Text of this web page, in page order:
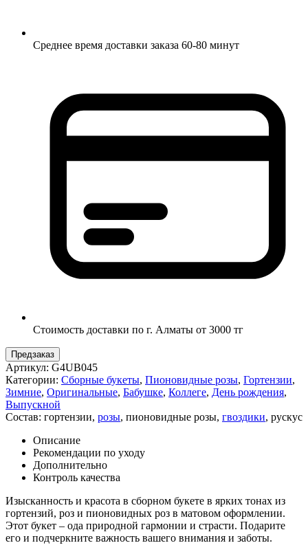
Среднее время доставки заказа 60-80 минут
Стоимость доставки по г. Алматы от 3000 тг
Предзаказ
Артикул: G4UB045
Категории: Сборные букеты, Пионовидные розы, Гортензии,
Зимние, Оригинальные, Бабушке, Коллеге, День рождения,
Выпускной
Состав: гортензии, розы, пионовидные розы, гвоздики, рускус
Описание
Рекомендации по уходу
Дополнительно
Контроль качества
Изысканность и красота в сборном букете в ярких тонах из
гортензий, роз и пионовидных роз в матовом оформлении.
Этот букет – ода природной гармонии и страсти. Подарите
его и подчеркните важность вашего внимания и заботы.